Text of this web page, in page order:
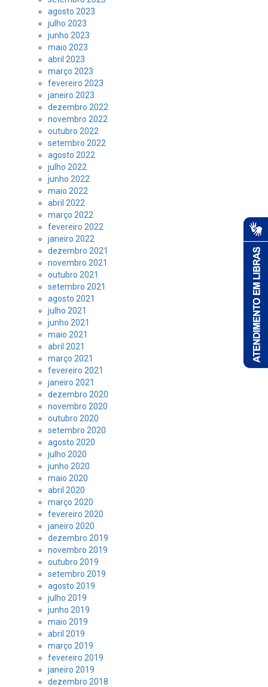
agosto 2023
julho 2023
junho 2023
maio 2023
abril 2023
março 2023
fevereiro 2023
janeiro 2023
dezembro 2022
novembro 2022
outubro 2022
setembro 2022
agosto 2022
julho 2022
junho 2022
maio 2022
abril 2022
março 2022
fevereiro 2022
janeiro 2022
dezembro 2021
novembro 2021
outubro 2021
setembro 2021
agosto 2021
julho 2021
junho 2021
maio 2021
abril 2021
março 2021
fevereiro 2021
janeiro 2021
dezembro 2020
novembro 2020
outubro 2020
setembro 2020
agosto 2020
julho 2020
junho 2020
maio 2020
abril 2020
março 2020
fevereiro 2020
janeiro 2020
dezembro 2019
novembro 2019
outubro 2019
setembro 2019
agosto 2019
julho 2019
junho 2019
maio 2019
abril 2019
março 2019
fevereiro 2019
janeiro 2019
dezembro 2018